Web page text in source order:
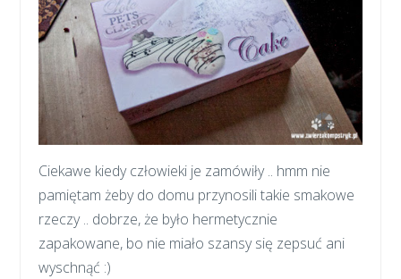
Ciekawe kiedy człowieki je zamówiły .. hmm nie
pamiętam żeby do domu przynosili takie smakowe
rzeczy .. dobrze, że było hermetycznie
zapakowane, bo nie miało szansy się zepsuć ani
wyschnąć :)